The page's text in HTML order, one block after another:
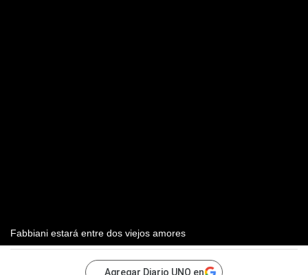
Fabbiani estará entre dos viejos amores
Agregar Diario UNO en